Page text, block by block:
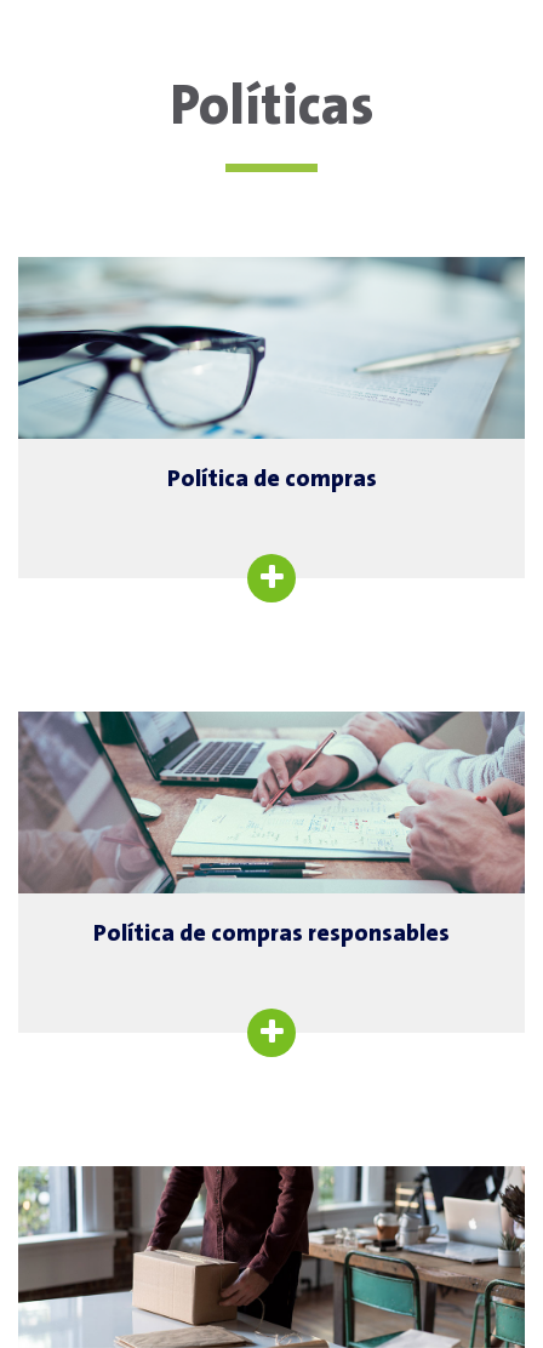
Políticas
Política de compras
La actividad de compras constituye una de las funciones clave de la
empresa por su elevado impacto económico, medioambiental y social.
Se establecen las siguientes pautas básicas de actuación para que la
actividad profesional de compras se desarrolle correctamente, de
acuerdo con los criterios y las finalidades de los intereses de la
empresa, la Estructura Ética y la Política de Desarrollo Sostenible.
Documentos
Política de compras responsables
Nuestra organización reafirma su compromiso con la revolución de los
recursos y la gestión sostenible del agua, la energía y los residuos.
Junto con nuestros trabajadores, nos comprometemos a dar
respuesta a los retos de un mundo que cambia rápidamente debido a
múltiples causas: urbanización descontrolada, crecimiento de la
población mundial, cambio climático y escasez de recursos naturales.
Para ello, el área de Compras se basa en tres pilares estratégicos: